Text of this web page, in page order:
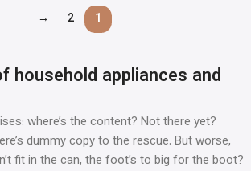
1
2
→
household appliances and
where’s the content? Not there yet?
dummy copy to the rescue. But worse,
fit in the can, the foot’s to big for the boot?